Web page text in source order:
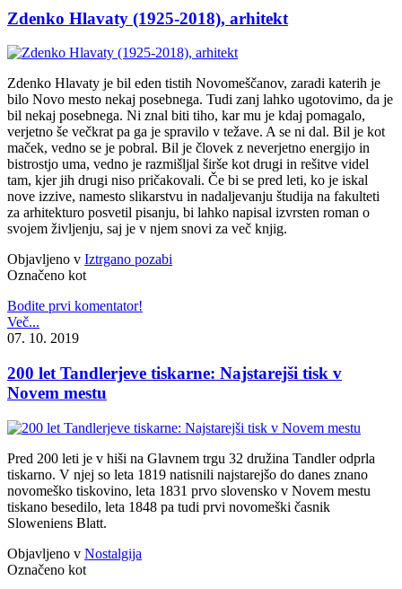
Zdenko Hlavaty (1925-2018), arhitekt
Zdenko Hlavaty je bil eden tistih Novomeščanov, zaradi katerih je
bilo Novo mesto nekaj posebnega. Tudi zanj lahko ugotovimo, da je
bil nekaj posebnega. Ni znal biti tiho, kar mu je kdaj pomagalo,
verjetno še večkrat pa ga je spravilo v težave. A se ni dal. Bil je kot
maček, vedno se je pobral. Bil je človek z neverjetno energijo in
bistrostjo uma, vedno je razmišljal širše kot drugi in rešitve videl
tam, kjer jih drugi niso pričakovali. Če bi se pred leti, ko je iskal
nove izzive, namesto slikarstvu in nadaljevanju študija na fakulteti
za arhitekturo posvetil pisanju, bi lahko napisal izvrsten roman o
svojem življenju, saj je v njem snovi za več knjig.
Objavljeno v Iztrgano pozabi
Označeno kot
Bodite prvi komentator!
Več...
07. 10. 2019
200 let Tandlerjeve tiskarne: Najstarejši tisk v
Novem mestu
Pred 200 leti je v hiši na Glavnem trgu 32 družina Tandler odprla
tiskarno. V njej so leta 1819 natisnili najstarejšo do danes znano
novomeško tiskovino, leta 1831 prvo slovensko v Novem mestu
tiskano besedilo, leta 1848 pa tudi prvi novomeški časnik
Sloweniens Blatt.
Objavljeno v Nostalgija
Označeno kot